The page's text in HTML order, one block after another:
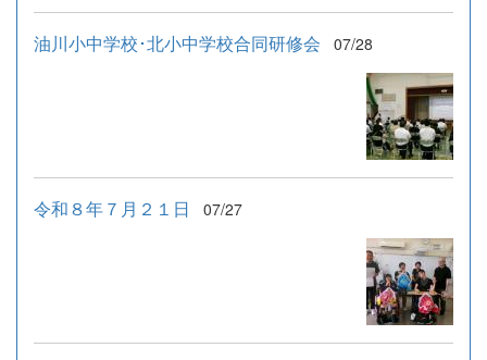
油川小中学校･北小中学校合同研修会 07/28
令和８年７月２１日 07/27